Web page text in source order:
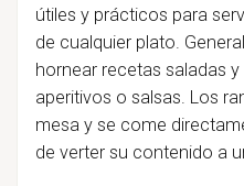
útiles y prácticos para
de cualquier plato.
hornear recetas saladas
aperitivos o salsas. Los
mesa y se come
de verter su contenido a